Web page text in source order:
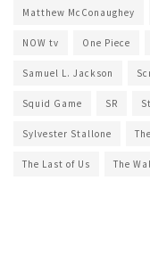
Matthew McConaughey
NOW tv One Piece
Samuel L. Jackson
Squid Game SR
Sylvester Stallone
The Last of Us The